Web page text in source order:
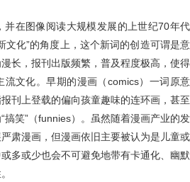
并在图像阅读大规模发展的上世纪70年代
文化”的角度上，这个新词的创造可谓是意
长，报刊出版频繁，普及程度极高，使得
流文化。早期的漫画（comics）一词原意
刊上登载的偏向孩童趣味的连环画，甚至
搞笑”（funnies）。虽然随着漫画产业的发
肃漫画，但漫画依旧主要被认为是儿童或
多或少也会不可避免地带有卡通化、幽默